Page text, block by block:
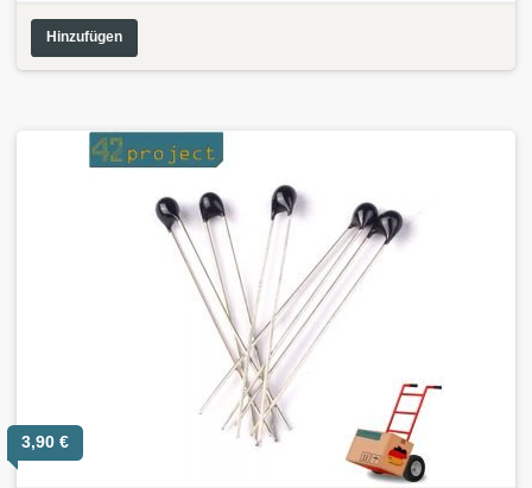
Hinzufügen
3,90 €